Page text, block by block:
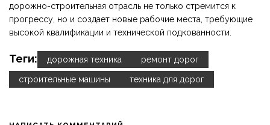
дорожно-строительная отрасль не только стремится к
прогрессу, но и создает новые рабочие места, требующие
высокой квалификации и технической подкованности.
Теги: дорожная техника ремонт дорог
строительные машины техника для дорог